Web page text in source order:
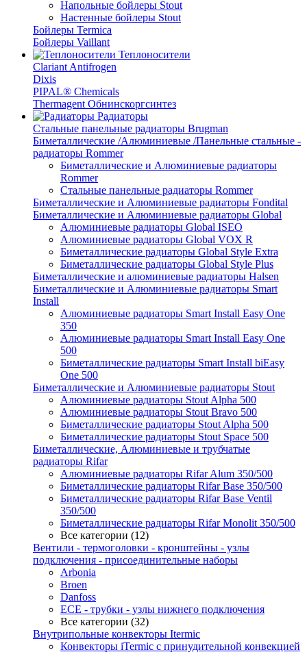
Напольные бойлеры Stout
Настенные бойлеры Stout
Бойлеры Termica
Бойлеры Vaillant
Теплоносители
Clariant Antifrogen
Dixis
PIPAL® Chemicals
Thermagent Обнинскоргсинтез
Радиаторы
Стальные панельные радиаторы Brugman
Биметаллические /Алюминиевые /Панельные стальные -
радиаторы Rommer
Биметаллические и Алюминиевые радиаторы
Rommer
Стальные панельные радиаторы Rommer
Биметаллические и Алюминиевые радиаторы Fondital
Биметаллические и Алюминиевые радиаторы Global
Алюминиевые радиаторы Global ISEO
Алюминиевые радиаторы Global VOX R
Биметаллические радиаторы Global Style Extra
Биметаллические радиаторы Global Style Plus
Биметаллические и алюминиевые радиаторы Halsen
Биметаллические и Алюминиевые радиаторы Smart
Install
Алюминиевые радиаторы Smart Install Easy One
350
Алюминиевые радиаторы Smart Install Easy One
500
Биметаллические радиаторы Smart Install biEasy
One 500
Биметаллические и Алюминиевые радиаторы Stout
Алюминиевые радиаторы Stout Alpha 500
Алюминиевые радиаторы Stout Bravo 500
Биметаллические радиаторы Stout Alpha 500
Биметаллические радиаторы Stout Space 500
Биметаллические, Алюминиевые и трубчатые
радиаторы Rifar
Алюминиевые радиаторы Rifar Alum 350/500
Биметаллические радиаторы Rifar Base 350/500
Биметаллические радиаторы Rifar Base Ventil
350/500
Биметаллические радиаторы Rifar Monolit 350/500
Все категории (12)
Вентили - термоголовки - кронштейны - узлы
подключения - присоединительные наборы
Arbonia
Broen
Danfoss
ECE - трубки - узлы нижнего подключения
Все категории (32)
Внутрипольные конвекторы Itermic
Конвекторы iTermic c принудительной конвекцией